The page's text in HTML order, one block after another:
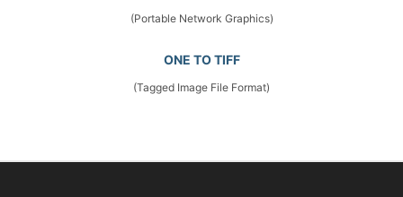
(Portable Network Graphics)
ONE TO TIFF
(Tagged Image File Format)